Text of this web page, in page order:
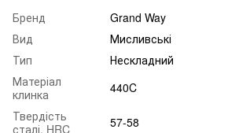
Бренд
Grand Way
Вид
Мисливські
Тип
Нескладний
Матеріал
клинка
440C
Твердість
сталі, HRC
57-58